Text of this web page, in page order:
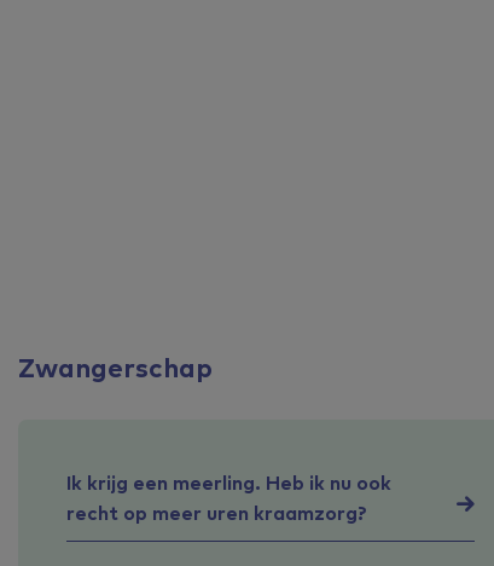
Zwangerschap
Ik krijg een meerling. Heb ik nu ook
recht op meer uren kraamzorg?